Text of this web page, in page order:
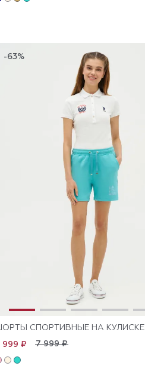
-63%
СПОРТИВНЫЕ НА КУЛИСКЕ
7 999 ₽
999 ₽